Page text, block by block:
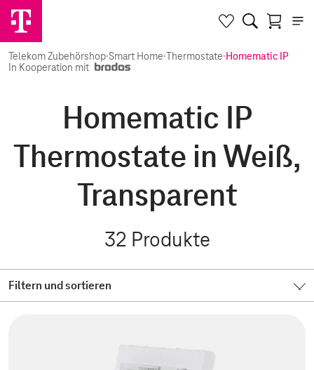
Telekom Zubehörshop·Smart Home·Thermostate·Homematic IP
In Kooperation mit
Homematic IP
Thermostate in Weiß,
Transparent
32 Produkte
Filtern und sortieren